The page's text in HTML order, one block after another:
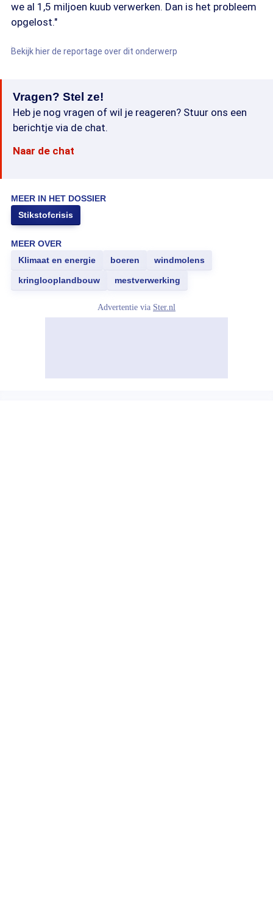
we al 1,5 miljoen kuub verwerken. Dan is het probleem
opgelost."
Bekijk hier de reportage over dit onderwerp
Vragen? Stel ze!
Heb je nog vragen of wil je reageren? Stuur ons een
berichtje via de chat.
Naar de chat
MEER IN HET DOSSIER
Stikstofcrisis
MEER OVER
Klimaat en energie
boeren windmolens
kringlooplandbouw mestverwerking
Advertentie via Ster.nl